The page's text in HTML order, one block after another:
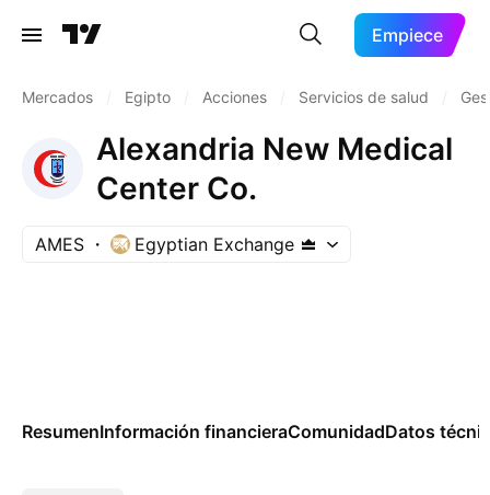
Empiece
Mercados Egipto Acciones Servicios de salud
Alexandria New Medical
Center Co.
AMES Egyptian Exchange
ResumenInformación financieraComunidadDatos